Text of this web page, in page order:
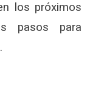
los próximos
pasos para